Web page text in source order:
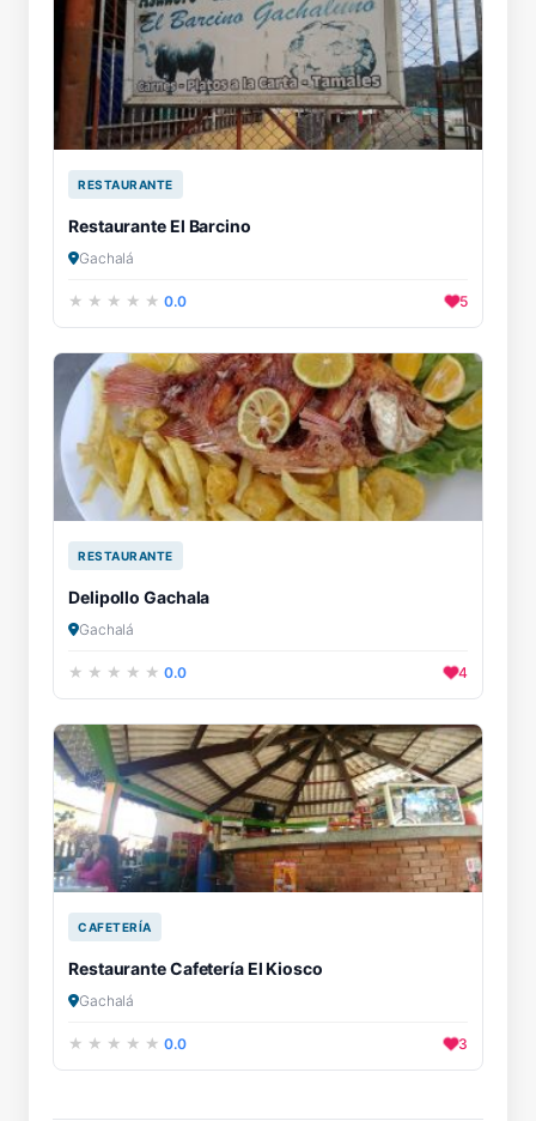
RESTAURANTE
Restaurante El Barcino
Gachalá
0.0 5
RESTAURANTE
Delipollo Gachala
Gachalá
0.0 4
CAFETERÍA
Restaurante Cafetería El Kiosco
Gachalá
0.0 3